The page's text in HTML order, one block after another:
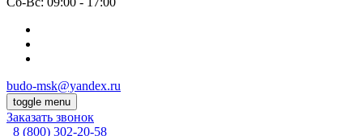
budo-msk@yandex.ru
toggle menu
Заказать звонок
8 (800) 302-20-58